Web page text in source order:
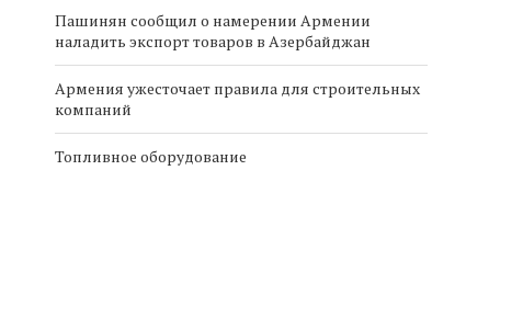
Пашинян сообщил о намерении Армении
наладить экспорт товаров в Азербайджан
Армения ужесточает правила для строительных
компаний
Топливное оборудование